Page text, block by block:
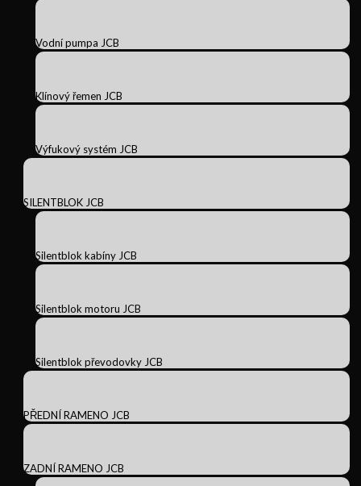
Vodní pumpa JCB
Klínový řemen JCB
Výfukový systém JCB
SILENTBLOK JCB
Silentblok kabíny JCB
Silentblok motoru JCB
Silentblok převodovky JCB
PŘEDNÍ RAMENO JCB
ZADNÍ RAMENO JCB